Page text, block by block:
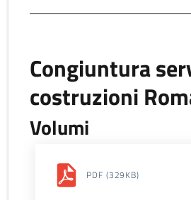
Congiuntura
costruzioni
Volumi
PDF (329KB)